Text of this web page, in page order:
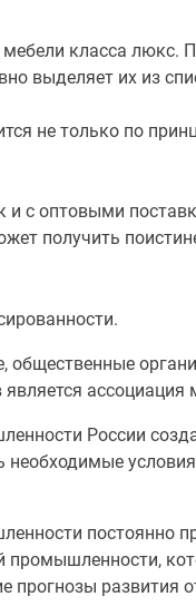
класса люкс.
выделяет их из
не только по
с оптовыми
получить
России
необходимые
постоянно
развития